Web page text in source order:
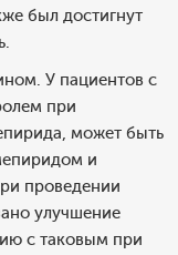
был достигнут
У пациентов с
при
может быть
и
проведении
улучшение
с таковым при